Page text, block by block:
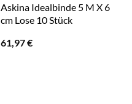
Askina Idealbinde 5 M X 6
cm Lose 10 Stück
61,97€